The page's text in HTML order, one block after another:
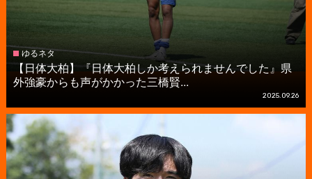
ゆるネタ
【日体大柏】『日体大柏しか考えられませんでした』県
外強豪からも声がかかった三橋賢...
2025.09.26